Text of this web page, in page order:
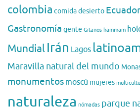
colombia comidadesierto Ecuador
Gastronomía gente Gitanos hammam
MundialIrán Lagos
Maravilla natural del mundo
monumentos moscú mujeres
naturaleza nómadas parque